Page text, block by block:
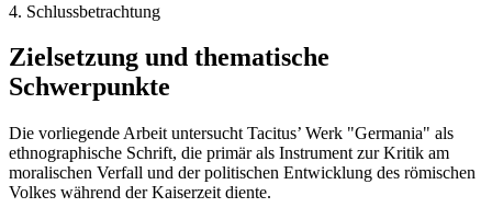
4. Schlussbetrachtung
Zielsetzung und thematische
Schwerpunkte
Die vorliegende Arbeit untersucht Tacitus’ Werk "Germania" als
ethnographische Schrift, die primär als Instrument zur Kritik am
moralischen Verfall und der politischen Entwicklung des römischen
Volkes während der Kaiserzeit diente.